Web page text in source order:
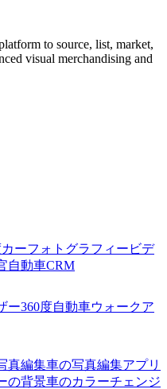
質問への回答を見つけま
しますか?
いの費用がかかりますか?
撮影するのでしょうか?
は？
?
ションのため
ションを探る
デオ
カーイントロメー
テーリングビデオ
車両